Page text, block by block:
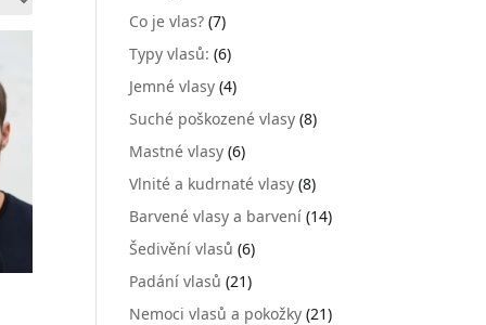
Co je vlas? (7)
Typy vlasů: (6)
Jemné vlasy (4)
Suché poškozené vlasy (8)
Mastné vlasy (6)
Vlnité a kudrnaté vlasy (8)
Barvené vlasy a barvení (14)
Šedivění vlasů (6)
Padání vlasů (21)
Nemoci vlasů a pokožky (21)